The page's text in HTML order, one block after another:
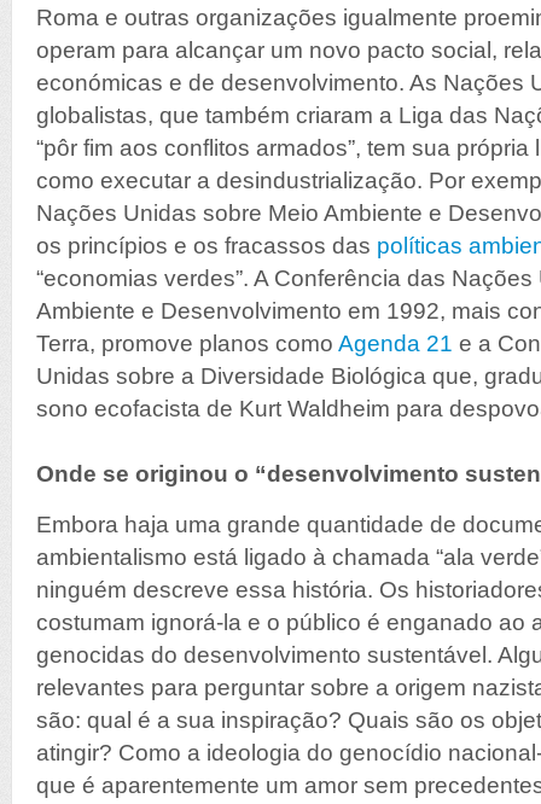
Roma e outras organizações igualmente
operam para alcançar um novo pacto social,
económicas e de desenvolvimento. As Nações
globalistas, que também criaram a Liga das
“pôr fim aos conflitos armados”, tem sua
como executar a desindustrialização. Por
Nações Unidas sobre Meio Ambiente e
os princípios e os fracassos das políticas
“economias verdes”. A Conferência das
Ambiente e Desenvolvimento em 1992, mais
Terra, promove planos como Agenda 21 e a
Unidas sobre a Diversidade Biológica que,
sono ecofacista de Kurt Waldheim para
Onde se originou o “desenvolvimento
Embora haja uma grande quantidade de
ambientalismo está ligado à chamada “ala
ninguém descreve essa história. Os
costumam ignorá-la e o público é enganado ao
genocidas do desenvolvimento sustentável.
relevantes para perguntar sobre a origem
são: qual é a sua inspiração? Quais são os
atingir? Como a ideologia do genocídio
que é aparentemente um amor sem